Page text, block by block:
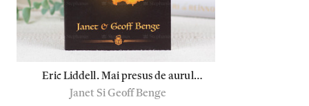
Eric Liddell. Mai presus de aurul
olimpic - Janet si Geoff Benge
Janet Si Geoff Benge